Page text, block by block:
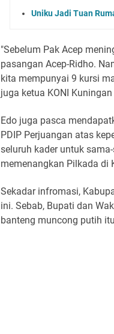
Uniku Jadi Tuan
"Sebelum Pak Acep
pasangan Acep-Ridho.
kita mempunyai 9 kursi
juga ketua KONI
Edo juga pasca
PDIP Perjuangan atas
seluruh kader untuk
memenangkan Pilkada di
Sekadar infromasi,
ini. Sebab, Bupati dan
banteng muncong putih